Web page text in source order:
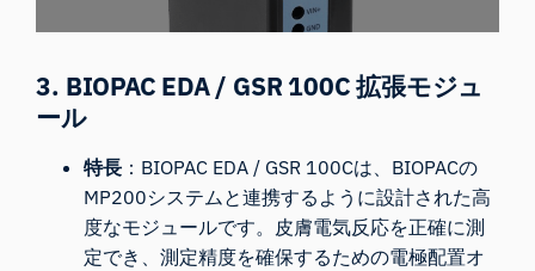
3. BIOPAC EDA / GSR 100C 拡張モジュ
ール
特長 ： BIOPAC EDA / GSR 100Cは、BIOPACの
MP200システムと連携するように設計された高
度なモジュールです。皮膚電気反応を正確に測
定でき、測定精度を確保するための電極配置オ